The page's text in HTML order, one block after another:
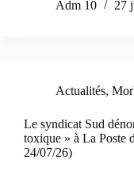
Adm 10
27
Actualités,
Le syndicat Sud
toxique » à La Poste
24/07/26)